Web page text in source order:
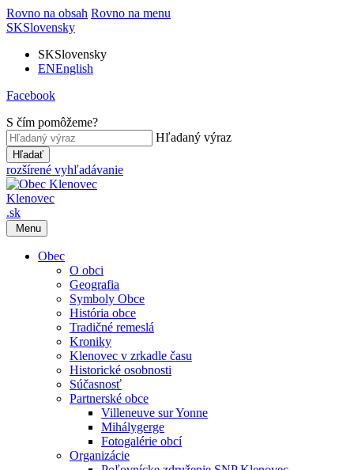
Rovno na obsah Rovno na menu
SKSlovensky
SKSlovensky
ENEnglish
Facebook
S čím pomôžeme?
Hľadaný výraz
Hľadať
rozšírené vyhľadávanie
Klenovec
.sk
Menu
Obec
O obci
Geografia
Symboly Obce
História obce
Tradičné remeslá
Kroniky
Klenovec v zrkadle času
Historické osobnosti
Súčasnosť
Partnerské obce
Villeneuve sur Yonne
Mihálygerge
Fotogalérie obcí
Organizácie